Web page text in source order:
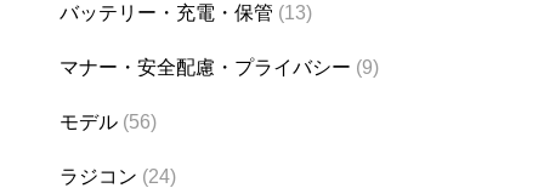
バッテリー・充電・保管 (13)
マナー・安全配慮・プライバシー (9)
モデル (56)
ラジコン (24)